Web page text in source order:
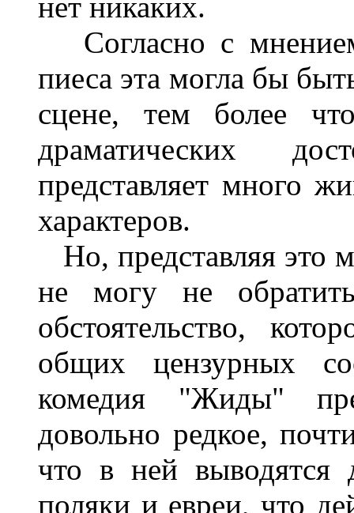
нет никаких.
Согласно с
пиеса эта могла бы
сцене, тем более
драматических
представляет много
характеров.
Но, представляя это
не могу не
обстоятельство,
общих цензурных
комедия "Жиды"
довольно редкое,
что в ней выводятся
поляки и евреи, что